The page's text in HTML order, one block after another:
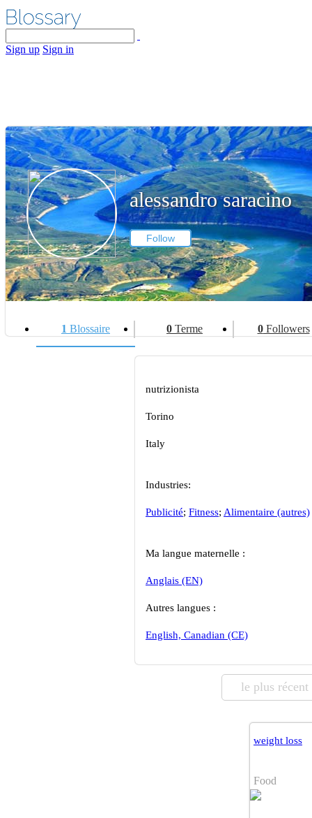
Sign up Sign in
alessandro saracino
Follow
1 Blossaire 0 Terme 0Followers
nutrizionista
Torino
Italy
Industries:
Publicité; Fitness; Alimentaire (autres)
Ma langue maternelle :
Anglais (EN)
Autres langues :
English, Canadian (CE)
le plus récent
weight loss
Food